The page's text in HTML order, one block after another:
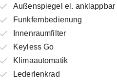
Außenspiegel el. anklappbar
Funkfernbedienung
Innenraumfilter
Keyless Go
Klimaautomatik
Lederlenkrad